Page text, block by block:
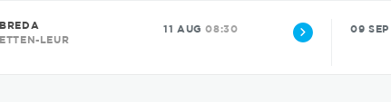
BREDA
ETTEN-LEUR
11 AUG 08:30 09 SEP